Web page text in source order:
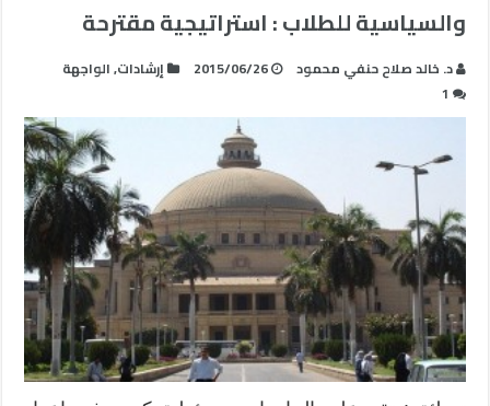
والسياسية للطلاب : استراتيجية مقترحة
د. خالد صلاح حنفي محمود 2015/06/26 إرشادات,الواجهة
1